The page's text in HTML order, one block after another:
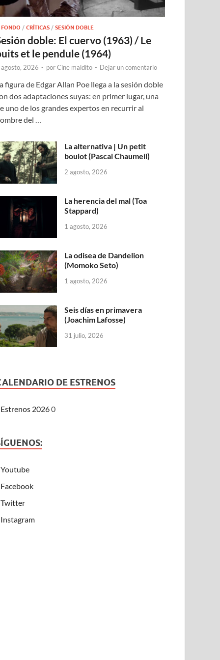
/CRÍTICAS /SESIÓN DOBLE
doble: El cuervo (1963) / Le
et le pendule (1964)
2026 - porCine maldito - Dejar un comentario
figura de Edgar Allan Poe llega a la sesión doble
dos adaptaciones suyas: en primer lugar, una
uno de los grandes expertos en recurrir al
del …
La alternativa | Un petit
boulot (Pascal Chaumeil)
2 agosto, 2026
La herencia del mal (Toa
Stappard)
1 agosto, 2026
La odisea de Dandelion
(Momoko Seto)
1 agosto, 2026
Seis días en primavera
(Joachim Lafosse)
31 julio, 2026
DE ESTRENOS
Estrenos 20260
Youtube
Facebook
Twitter
Instagram